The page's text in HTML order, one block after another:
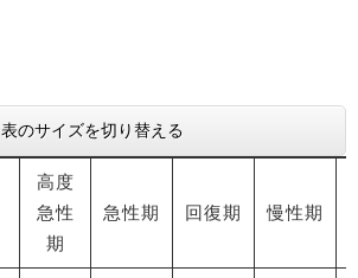
表のサイズを切り替える
高度
急性
期
急性期 回復期 慢性期